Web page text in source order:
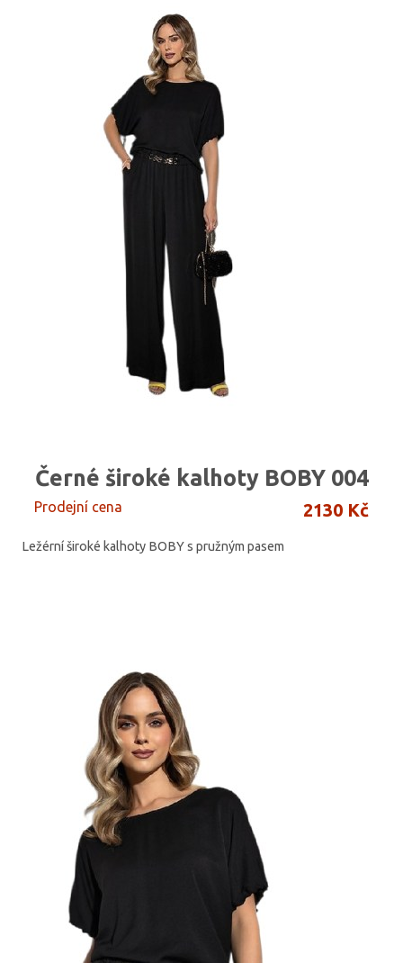
Černé široké kalhoty BOBY 004
Prodejní cena 2130 Kč
Ležérní široké kalhoty BOBY s pružným pasem